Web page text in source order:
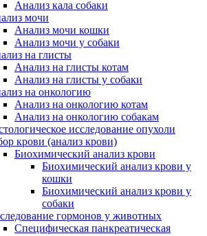
Анализ кала собаки
мочи
Анализ мочи кошки
Анализ мочи у собаки
на глисты
Анализ на глисты котам
Анализ на глисты у собаки
на онкологию
Анализ на онкологию котам
Анализ на онкологию собакам
исследование опухоли
крови (анализ крови)
Биохимический анализ крови
Биохимический анализ крови у
кошки
Биохимический анализ крови у
собаки
гормонов у животных
Специфическая панкреатическая